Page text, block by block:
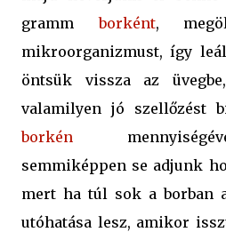
grammborként,
mikroorganizmust, így
öntsük vissza az
valamilyen jó szellőzést
borkén
semmiképpen se adjunk
mert ha túl sok a borban
utóhatása lesz, amikor